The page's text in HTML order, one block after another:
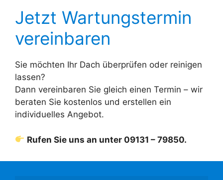
Jetzt Wartungstermin
vereinbaren
Sie möchten Ihr Dach überprüfen oder reinigen
lassen?
Dann vereinbaren Sie gleich einen Termin – wir
beraten Sie kostenlos und erstellen ein
individuelles Angebot.
Rufen Sie uns an unter 09131 – 79850.